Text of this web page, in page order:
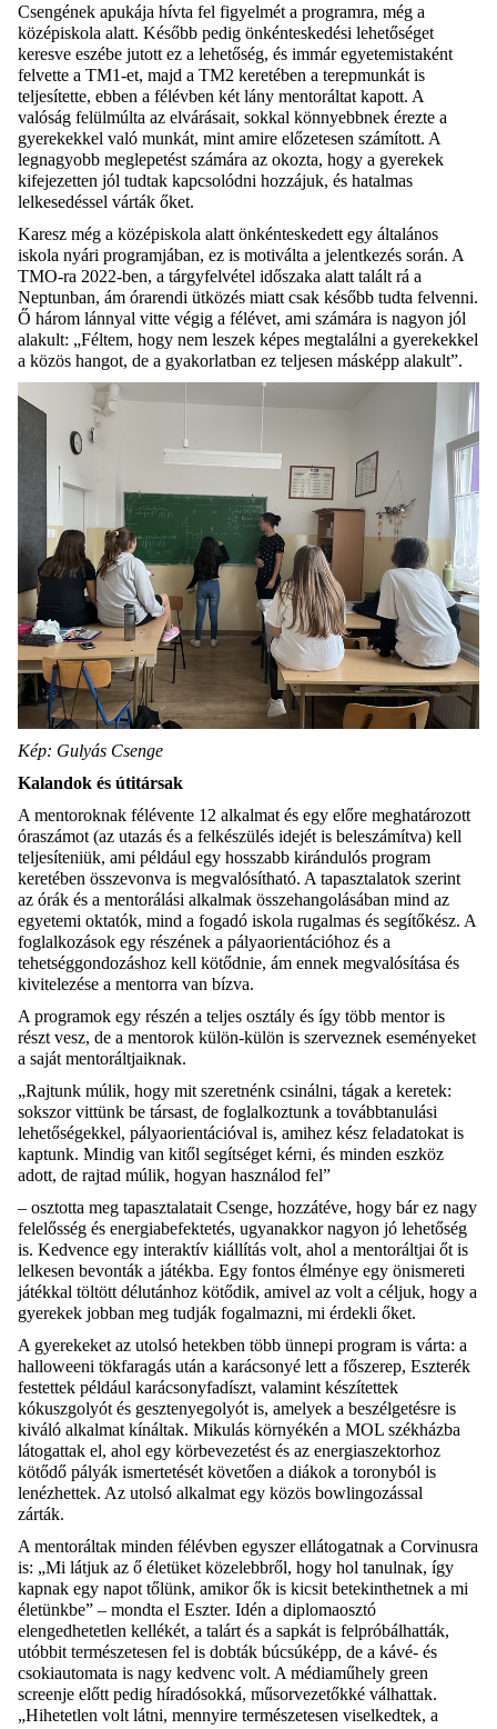
Csengének apukája hívta fel figyelmét a programra, még a
középiskola alatt. Később pedig önkénteskedési lehetőséget
keresve eszébe jutott ez a lehetőség, és immár egyetemistaként
felvette a TM1-et, majd a TM2 keretében a terepmunkát is
teljesítette, ebben a félévben két lány mentoráltat kapott. A
valóság felülmúlta az elvárásait, sokkal könnyebbnek érezte a
gyerekekkel való munkát, mint amire előzetesen számított. A
legnagyobb meglepetést számára az okozta, hogy a gyerekek
kifejezetten jól tudtak kapcsolódni hozzájuk, és hatalmas
lelkesedéssel várták őket.
Karesz még a középiskola alatt önkénteskedett egy általános
iskola nyári programjában, ez is motiválta a jelentkezés során. A
TMO-ra 2022-ben, a tárgyfelvétel időszaka alatt talált rá a
Neptunban, ám órarendi ütközés miatt csak később tudta felvenni.
Ő három lánnyal vitte végig a félévet, ami számára is nagyon jól
alakult: „Féltem, hogy nem leszek képes megtalálni a gyerekekkel
a közös hangot, de a gyakorlatban ez teljesen másképp alakult”.
Kép: Gulyás Csenge
Kalandok és útitársak
A mentoroknak félévente 12 alkalmat és egy előre meghatározott
óraszámot (az utazás és a felkészülés idejét is beleszámítva) kell
teljesíteniük, ami például egy hosszabb kirándulós program
keretében összevonva is megvalósítható. A tapasztalatok szerint
az órák és a mentorálási alkalmak összehangolásában mind az
egyetemi oktatók, mind a fogadó iskola rugalmas és segítőkész. A
foglalkozások egy részének a pályaorientációhoz és a
tehetséggondozáshoz kell kötődnie, ám ennek megvalósítása és
kivitelezése a mentorra van bízva.
A programok egy részén a teljes osztály és így több mentor is
részt vesz, de a mentorok külön-külön is szerveznek eseményeket
a saját mentoráltjaiknak.
„Rajtunk múlik, hogy mit szeretnénk csinálni, tágak a keretek:
sokszor vittünk be társast, de foglalkoztunk a továbbtanulási
lehetőségekkel, pályaorientációval is, amihez kész feladatokat is
kaptunk. Mindig van kitől segítséget kérni, és minden eszköz
adott, de rajtad múlik, hogyan használod fel”
– osztotta meg tapasztalatait Csenge, hozzátéve, hogy bár ez nagy
felelősség és energiabefektetés, ugyanakkor nagyon jó lehetőség
is. Kedvence egy interaktív kiállítás volt, ahol a mentoráltjai őt is
lelkesen bevonták a játékba. Egy fontos élménye egy önismereti
játékkal töltött délutánhoz kötődik, amivel az volt a céljuk, hogy a
gyerekek jobban meg tudják fogalmazni, mi érdekli őket.
A gyerekeket az utolsó hetekben több ünnepi program is várta: a
halloweeni tökfaragás után a karácsonyé lett a főszerep, Eszterék
festettek például karácsonyfadíszt, valamint készítettek
kókuszgolyót és gesztenyegolyót is, amelyek a beszélgetésre is
kiváló alkalmat kínáltak. Mikulás környékén a MOL székházba
látogattak el, ahol egy körbevezetést és az energiaszektorhoz
kötődő pályák ismertetését követően a diákok a toronyból is
lenézhettek. Az utolsó alkalmat egy közös bowlingozással
zárták.
A mentoráltak minden félévben egyszer ellátogatnak a Corvinusra
is: „Mi látjuk az ő életüket közelebbről, hogy hol tanulnak, így
kapnak egy napot tőlünk, amikor ők is kicsit betekinthetnek a mi
életünkbe” – mondta el Eszter. Idén a diplomaosztó
elengedhetetlen kellékét, a talárt és a sapkát is felpróbálhatták,
utóbbit természetesen fel is dobták búcsúképp, de a kávé- és
csokiautomata is nagy kedvenc volt. A médiaműhely green
screenje előtt pedig híradósokká, műsorvezetőkké válhattak.
„Hihetetlen volt látni, mennyire természetesen viselkedtek, a